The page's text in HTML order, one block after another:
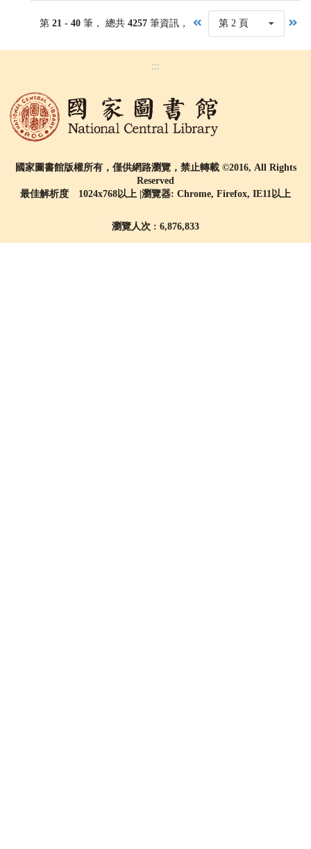
第 21 - 40 筆， 總共 4257筆資訊， 第 2 頁
:::
國家圖書館版權所有，僅供網路瀏覽，禁止轉載 ©2016, All Rights
Reserved
最佳解析度 1024x768以上 |瀏覽器: Chrome, Firefox, IE11以上
瀏覽人次 : 6,876,833